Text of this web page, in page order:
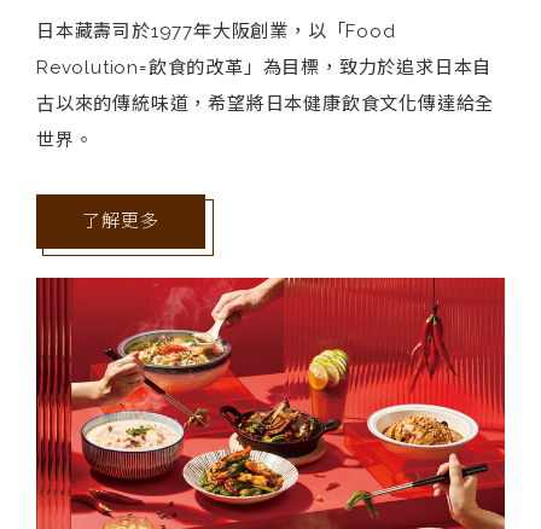
日本藏壽司於1977年大阪創業，以「Food
Revolution=飲食的改革」為目標，致力於追求日本自
古以來的傳統味道，希望將日本健康飲食文化傳達給全
世界。
了解更多